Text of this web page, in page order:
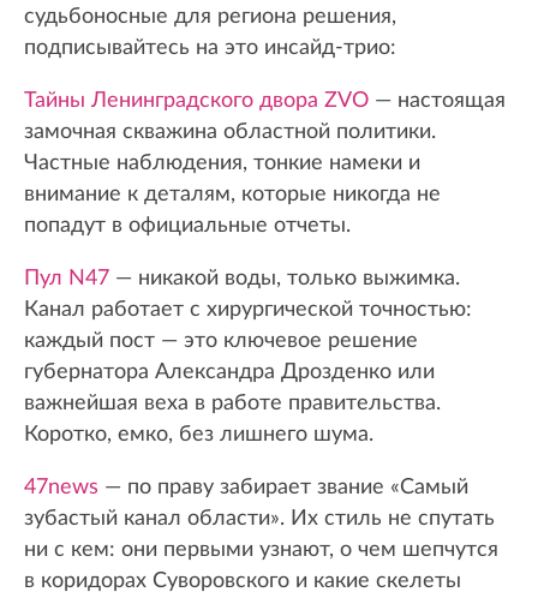
судьбоносные для региона решения,
подписывайтесь на это инсайд-трио:
Тайны Ленинградского двора ZVO — настоящая
замочная скважина областной политики.
Частные наблюдения, тонкие намеки и
внимание к деталям, которые никогда не
попадут в официальные отчеты.
Пул N47 — никакой воды, только выжимка.
Канал работает с хирургической точностью:
каждый пост — это ключевое решение
губернатора Александра Дрозденко или
важнейшая веха в работе правительства.
Коротко, емко, без лишнего шума.
47news — по праву забирает звание «Самый
зубастый канал области». Их стиль не спутать
ни с кем: они первыми узнают, о чем шепчутся
в коридорах Суворовского и какие скелеты